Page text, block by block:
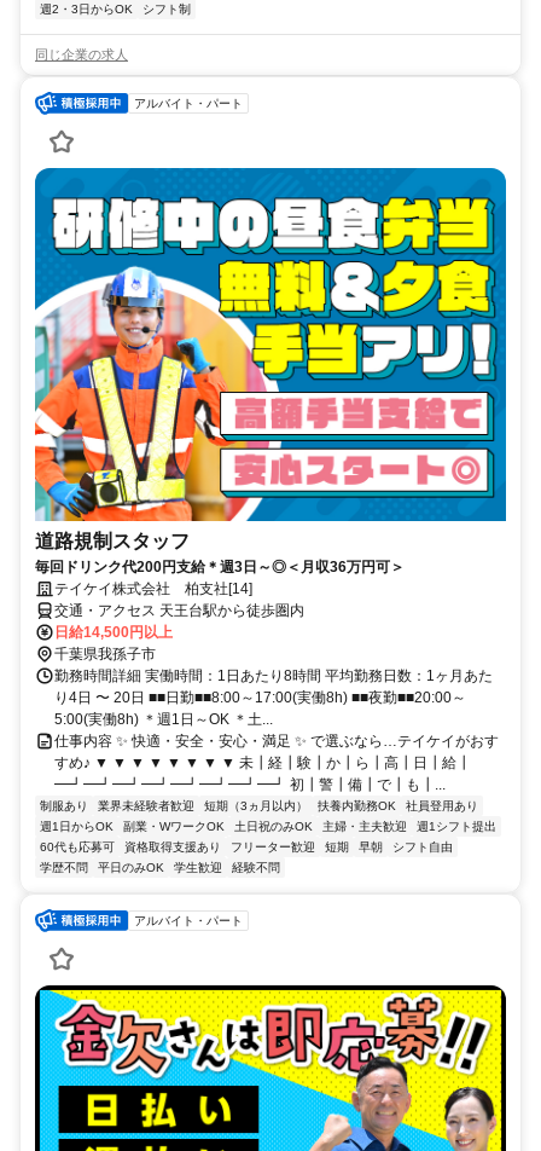
週2・3日からOK
シフト制
同じ企業の求人
アルバイト・パート
道路規制スタッフ
毎回ドリンク代200円支給＊週3日～◎＜月収36万円可＞
テイケイ株式会社 柏支社[14]
交通・アクセス 天王台駅から徒歩圏内
日給14,500円以上
千葉県我孫子市
勤務時間詳細 実働時間：1日あたり8時間 平均勤務日数：1ヶ月あた
り4日 〜 20日 ■■日勤■■8:00～17:00(実働8h) ■■夜勤■■20:00～
5:00(実働8h) ＊週1日～OK ＊土...
仕事内容 ✨ 快適・安全・安心・満足 ✨ で選ぶなら…テイケイがおす
すめ♪ ▼ ▼ ▼ ▼ ▼ ▼ ▼ ▼ 未┃経┃験┃か┃ら┃高┃日┃給┃
━┛━┛━┛━┛━┛━┛━┛━┛ 初┃警┃備┃で┃も┃...
制服あり 業界未経験者歓迎 短期（3ヵ月以内） 扶養内勤務OK
社員登用あり
週1日からOK
副業・WワークOK 土日祝のみOK 主婦・主夫歓迎
週1シフト提出
60代も応募可
資格取得支援あり フリーター歓迎 短期 早朝
シフト自由
学歴不問
平日のみOK 学生歓迎 経験不問
アルバイト・パート